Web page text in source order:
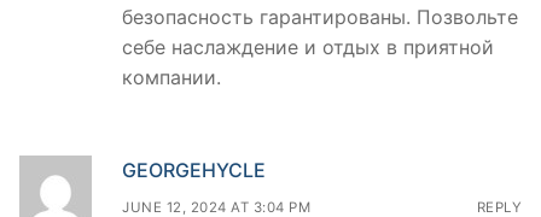
безопасность гарантированы. Позвольте
себе наслаждение и отдых в приятной
компании.
GEORGEHYCLE
JUNE 12, 2024 AT 3:04 PM REPLY